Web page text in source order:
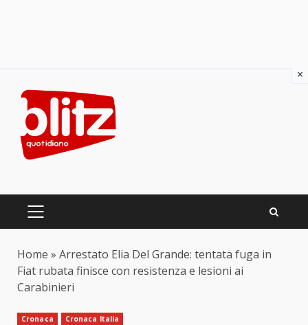
content
PRIMARY
Home » Arrestato Elia Del Grande: tentata fuga in
Fiat rubata finisce con resistenza e lesioni ai
Carabinieri
Cronaca Cronaca Italia
×